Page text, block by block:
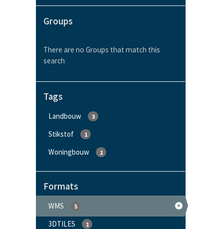
Groups
There are no Groups that match this
search
Tags
Landbouw 3
Stikstof 1
Woningbouw 1
Formats
WMS 5
3DTILES 1